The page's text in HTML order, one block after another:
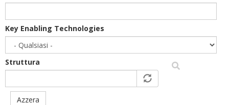
Key Enabling Technologies
Struttura
Azzera